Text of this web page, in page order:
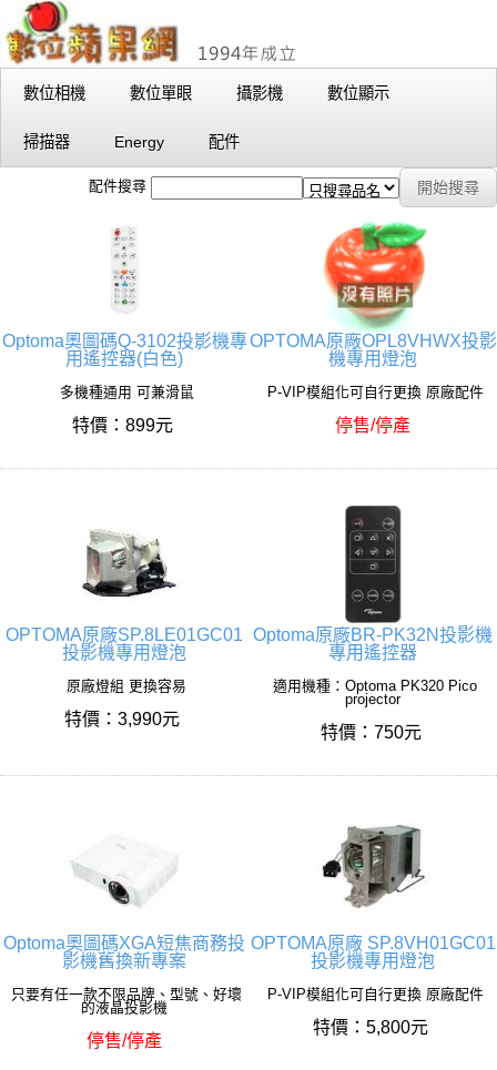
數位相機 數位單眼 攝影機 數位顯示
掃描器 Energy 配件
配件搜尋
Optoma奧圖碼Q-3102投影機專
用遙控器(白色)
多機種通用 可兼滑鼠
特價：899元
OPTOMA原廠OPL8VHWX投影
機專用燈泡
P-VIP模組化可自行更換 原廠配件
停售/停產
OPTOMA原廠SP.8LE01GC01
投影機專用燈泡
原廠燈組 更換容易
特價：3,990元
Optoma原廠BR-PK32N投影機
專用遙控器
適用機種：Optoma PK320 Pico
projector
特價：750元
Optoma奧圖碼XGA短焦商務投
影機舊換新專案
只要有任一款不限品牌、型號、好壞
的液晶投影機
停售/停產
OPTOMA原廠 SP.8VH01GC01
投影機專用燈泡
P-VIP模組化可自行更換 原廠配件
特價：5,800元